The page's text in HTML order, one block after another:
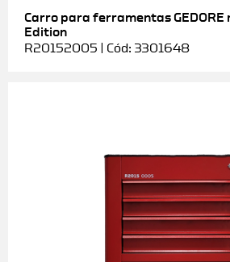
Carro para ferramentas GEDORE
Edition
R20152005 | Cód: 3301648